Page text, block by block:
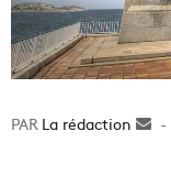
La rédaction